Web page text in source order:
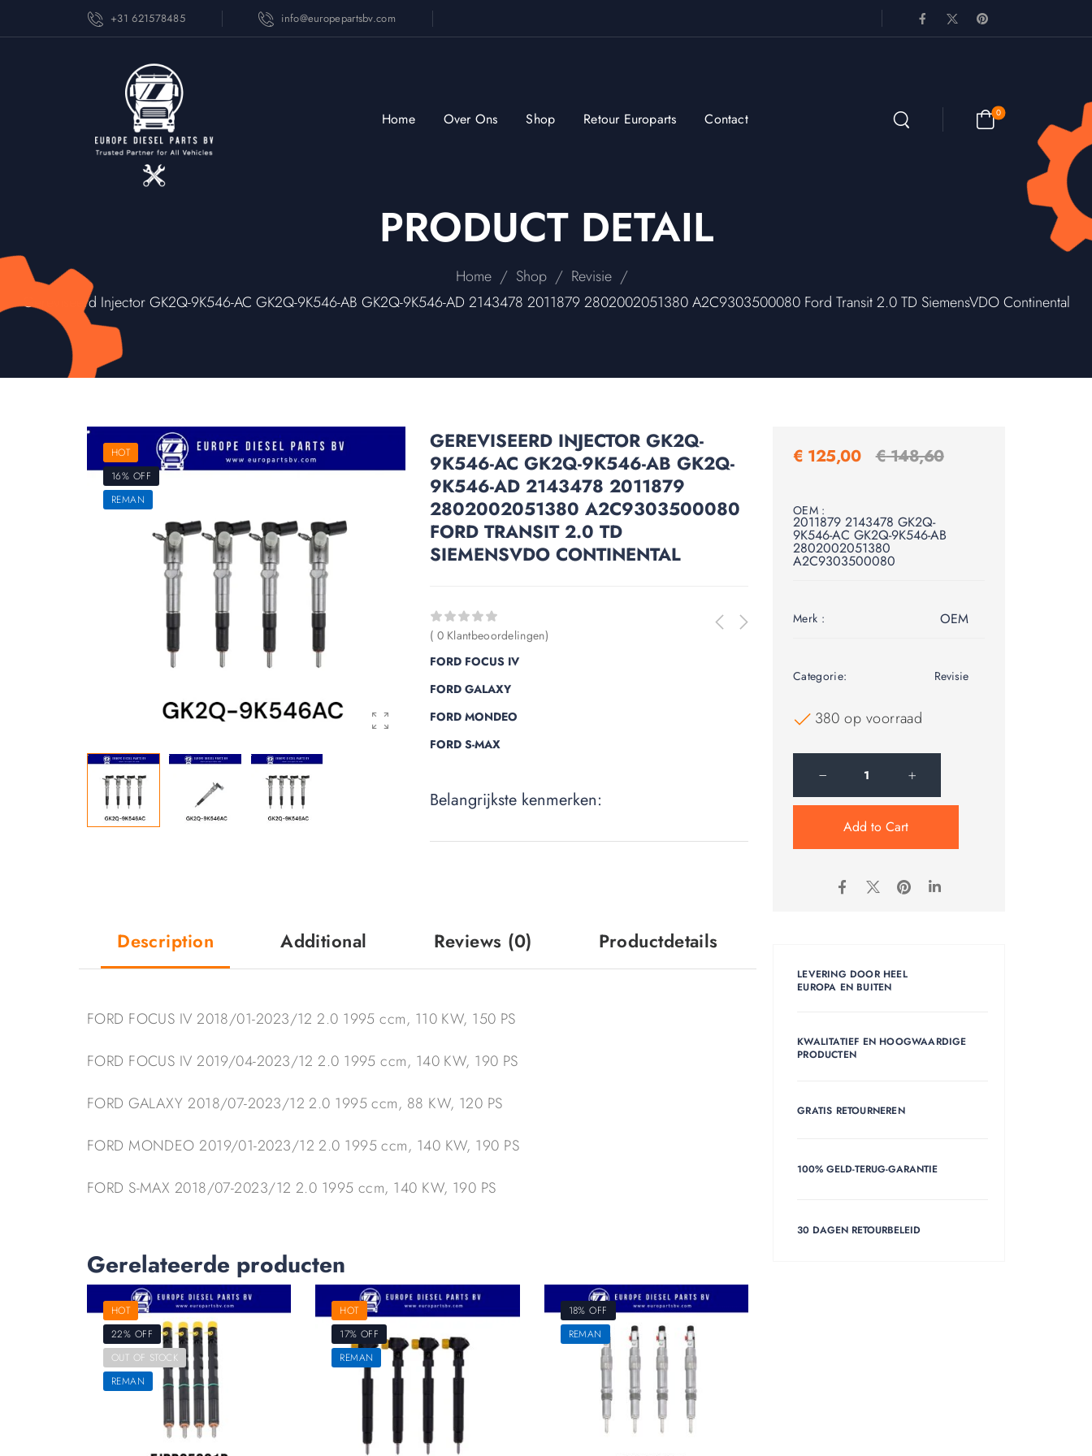
+31 621578485 info@europepartsbv.com
Home Over Ons Shop Retour Europarts Contact 0
PRODUCT DETAIL
Home / Shop / Revisie /
Gereviseerd Injector GK2Q-9K546-AC GK2Q-9K546-AB GK2Q-9K546-AD 2143478 2011879 2802002051380 A2C9303500080 Ford Transit 2.0 TD SiemensVDO Continental
HOT
16% OFF
REMAN
GEREVISEERD INJECTOR GK2Q-
9K546-AC GK2Q-9K546-AB GK2Q-
9K546-AD 2143478 2011879
2802002051380 A2C9303500080
FORD TRANSIT 2.0 TD
SIEMENSVDO CONTINENTAL
( 0 Klantbeoordelingen)
FORD FOCUS IV
FORD GALAXY
FORD MONDEO
FORD S-MAX
Belangrijkste kenmerken:
Description Additional Reviews (0) Productdetails
FORD FOCUS IV 2018/01-2023/12 2.0 1995 ccm, 110 KW, 150 PS
FORD FOCUS IV 2019/04-2023/12 2.0 1995 ccm, 140 KW, 190 PS
FORD GALAXY 2018/07-2023/12 2.0 1995 ccm, 88 KW, 120 PS
FORD MONDEO 2019/01-2023/12 2.0 1995 ccm, 140 KW, 190 PS
FORD S-MAX 2018/07-2023/12 2.0 1995 ccm, 140 KW, 190 PS
Gerelateerde producten
HOT
22% OFF
OUT OF STOCK
REMAN
HOT
17% OFF
REMAN
18% OFF
REMAN
€ 125,00 €148,60
OEM :
2011879 2143478 GK2Q-
9K546-AC GK2Q-9K546-AB
2802002051380
A2C9303500080
Merk : OEM
Categorie: Revisie
380 op voorraad
Add to Cart
LEVERING DOOR HEEL
EUROPA EN BUITEN
KWALITATIEF EN HOOGWAARDIGE
PRODUCTEN
GRATIS RETOURNEREN
100% GELD-TERUG-GARANTIE
30 DAGEN RETOURBELEID